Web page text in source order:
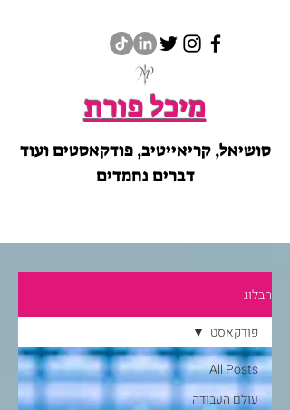
מיכל פורת
סושיאל, קריאייטיב, פודקאסטים ועוד
דברים נחמדים
הבלוג
All Posts
עולם העבודה
פודקאסט